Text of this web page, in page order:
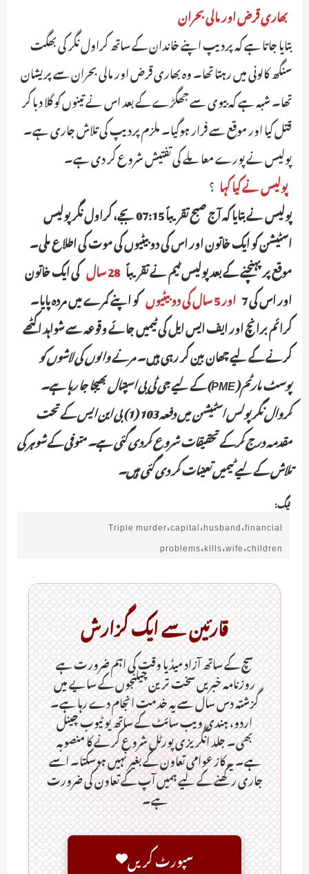
بھاری قرض اور مالی بحران
بتایا جاتا ہے کہ پردیپ اپنے خاندان کے ساتھ کراول نگر کی بھگت
سنگھ کالونی میں رہتا تھا۔ وہ بھاری قرض اور مالی بحران سے پریشان
تھا۔ شبہ ہے کہ بیوی سے جھگڑے کے بعد اس نے تینوں کو گلا دبا کر
قتل کیا اور موقع سے فرار ہوگیا۔ ملزم پردیپ کی تلاش جاری ہے۔
پولیس نے پورے معاملے کی تفتیش شروع کر دی ہے۔
پولیس نے کیا کہا ؟
پولیس نے بتایا کہ آج صبح تقریباً 07:15 بجے، کراول نگر پولیس
اسٹیشن کو ایک خاتون اور اس کی دو بیٹیوں کی موت کی اطلاع ملی۔
موقع پر پہنچنے کے بعد پولیس ٹیم نے تقریباً 28 سال
کی ایک خاتون
اور اس کی 7 اور 5 سال کی دو بیٹیوں
کو اپنے کمرے میں مردہ پایا۔
کرائم برانچ اور ایف ایس ایل کی ٹیمیں جائے وقوعہ سے شواہد اکٹھے
کرنے کے لیے چھان بین کر رہی ہیں۔مرنے والوں کی لاشوں کو
پوسٹ مارٹم (PME) کے لیے جی ٹی بی اسپتال بھیجا جا رہا ہے۔
کروال نگر پولس اسٹیشن میں دفعہ 103 (1) بی این ایس کے تحت
مقدمہ درج کرکے تحقیقات شروع کردی گئی ہے۔ متوفی کے شوہر کی
تلاش کے لیے ٹیمیں تعینات کر دی گئی ہیں۔
ٹیگ:
Triple murder،capital،husband،financial
problems،kills،wife،children
قارئین سے ایک گزارش
سچ کے ساتھ آزاد میڈیا وقت کی اہم ضرورت ہےـ
روزنامہ خبریں سخت ترین چیلنجوں کے سایے میں
گزشتہ دس سال سے یہ خدمت انجام دے رہا ہے۔
اردو، ہندی ویب سائٹ کے ساتھ یو ٹیوب چینل
بھی۔ جلد انگریزی پورٹل شروع کرنے کا منصوبہ
ہے۔ یہ کاز عوامی تعاون کے بغیر نہیں ہوسکتا۔ اسے
جاری رکھنے کے لیے ہمیں آپ کے تعاون کی ضرورت
ہے۔
سپورٹ کریں